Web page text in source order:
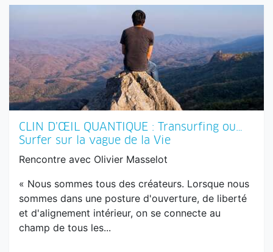
vos fondations que vos croyances pour vous aider
à sortir du coma dans lequel vous êtes assoupi;...
Lire la suite
CLIN D’ŒIL QUANTIQUE : Transurfing ou…
Surfer sur la vague de la Vie
Rencontre avec Olivier Masselot